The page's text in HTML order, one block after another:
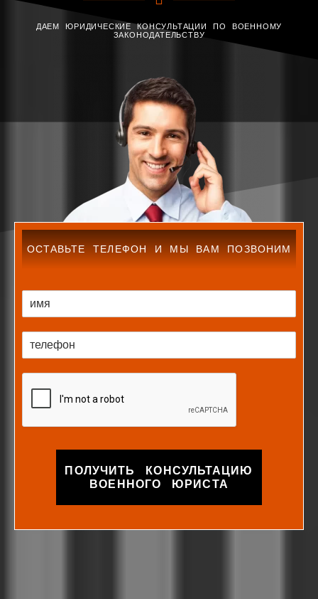
ДАЕМ ЮРИДИЧЕСКИЕ КОНСУЛЬТАЦИИ ПО ВОЕННОМУ
ЗАКОНОДАТЕЛЬСТВУ
ОСТАВЬТЕ ТЕЛЕФОН И МЫ ВАМ ПОЗВОНИМ
ПОЛУЧИТЬ КОНСУЛЬТАЦИЮ
ВОЕННОГО ЮРИСТА